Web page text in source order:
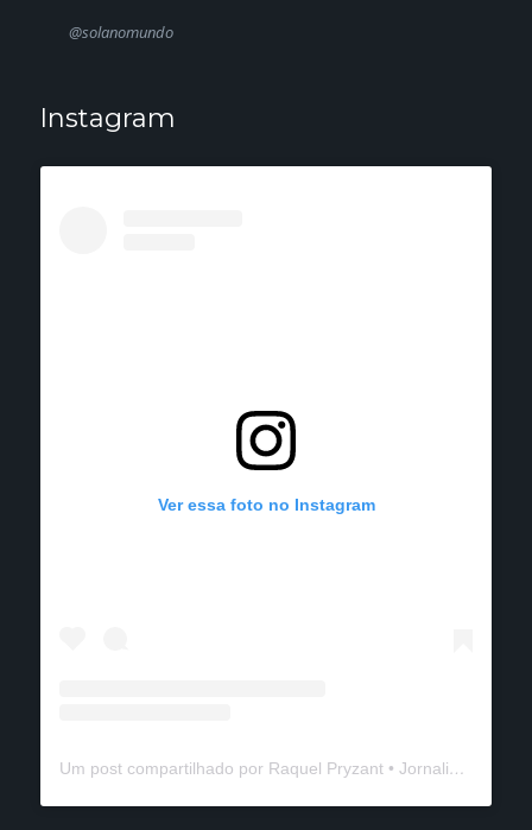
@solanomundo
Instagram
Ver essa foto no Instagram
Um post compartilhado por Raquel Pryzant • Jornalismo de Viagem (@solanomundo)